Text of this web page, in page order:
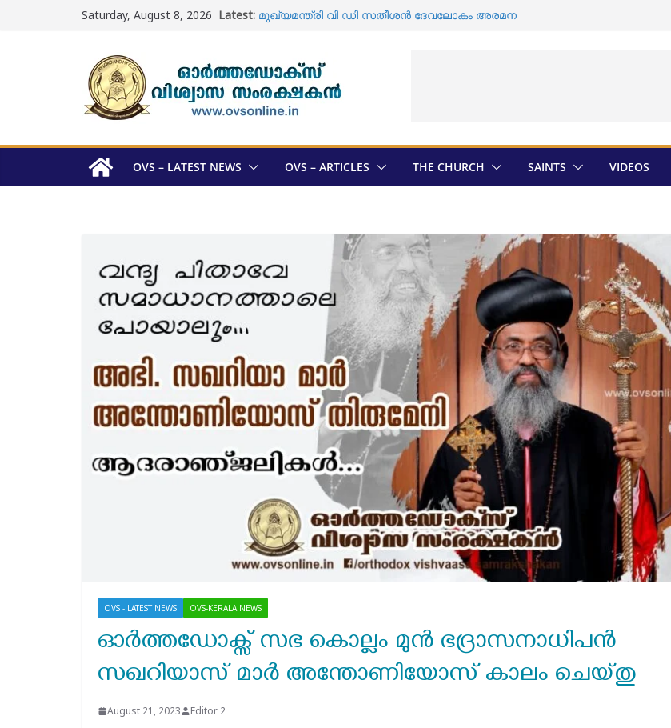
Saturday, August 8, 2026 Latest: മുഖ്യമന്ത്രി വി ഡി സതീശൻ ദേവലോകം അരമന
വിധിയുടെ പിൻബലത്തിൽ ശവ സംസ്കാരം
ഓടക്കാലി പള്ളി ; ശവ സംസ്കാരം വീണ്ടും തടസ്സപ്പെടുത്തി
യാക്കോബായ വിഭാഗം
മെത്രാപ്പോലീത്താമാരുടെ തിരഞ്ഞെടുപ്പ് ; സ്ഥാനാർത്ഥികളെ
ഓർത്തഡോക്സ് സഭ മെത്രാൻ തിരെഞ്ഞെടുപ്പ് ; അന്തിമ
OVS – LATEST NEWS OVS – ARTICLES THE CHURCH SAINTS VIDEOS
OVS - LATEST NEWS OVS-KERALA NEWS
ഓർത്തഡോക്സ് സഭ കൊല്ലം മുൻ ഭദ്രാസനാധിപൻ
സഖറിയാസ് മാർ അന്തോണിയോസ് കാലം ചെയ്തു
August 21, 2023 Editor 2